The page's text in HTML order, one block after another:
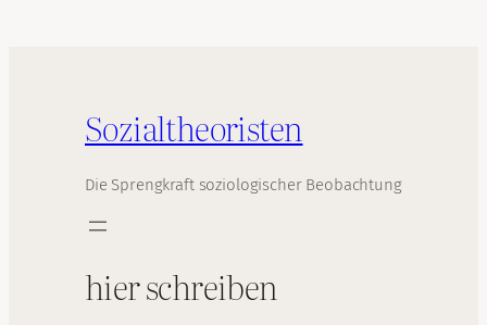
Sozialtheoristen
Die Sprengkraft soziologischer Beobachtung
hier schreiben